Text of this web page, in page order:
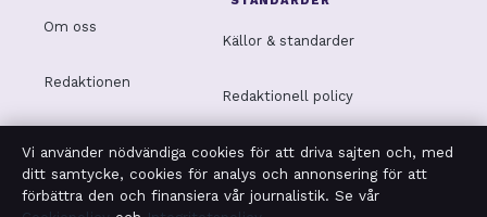
Om oss
Redaktionen
Nyhetsbrev
Källor & standarder
Redaktionell policy
Rättelsepolicy
Tillgänglighetsredogörelse
Vi använder nödvändiga cookies för att driva sajten och, med
ditt samtycke, cookies för analys och annonsering för att
förbättra den och finansiera vår journalistik. Se vår